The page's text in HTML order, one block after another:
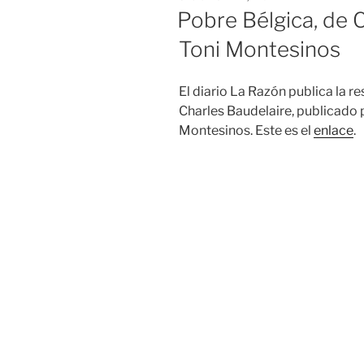
EL
Pobre Bélgica, de
Toni Montesinos
El diario La Razón publica la
Charles Baudelaire, publicado
Montesinos. Este es el enlace.